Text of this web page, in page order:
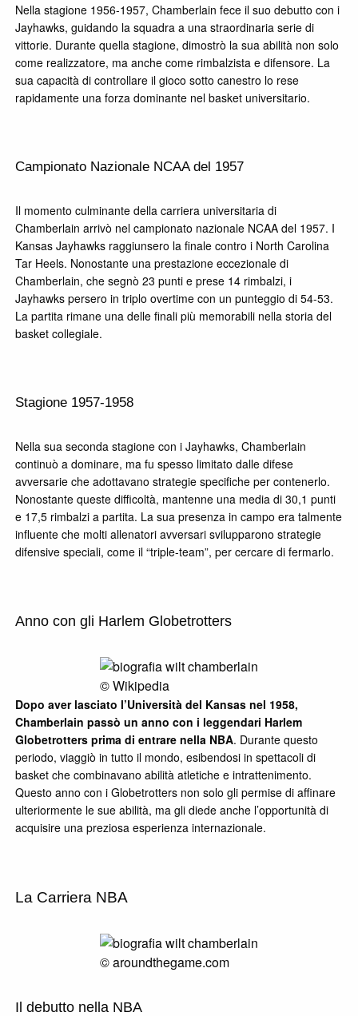
Nella stagione 1956-1957, Chamberlain fece il suo debutto con i
Jayhawks, guidando la squadra a una straordinaria serie di
vittorie. Durante quella stagione, dimostrò la sua abilità non solo
come realizzatore, ma anche come rimbalzista e difensore. La
sua capacità di controllare il gioco sotto canestro lo rese
rapidamente una forza dominante nel basket universitario.
Campionato Nazionale NCAA del 1957
Il momento culminante della carriera universitaria di
Chamberlain arrivò nel campionato nazionale NCAA del 1957. I
Kansas Jayhawks raggiunsero la finale contro i North Carolina
Tar Heels. Nonostante una prestazione eccezionale di
Chamberlain, che segnò 23 punti e prese 14 rimbalzi, i
Jayhawks persero in triplo overtime con un punteggio di 54-53.
La partita rimane una delle finali più memorabili nella storia del
basket collegiale.
Stagione 1957-1958
Nella sua seconda stagione con i Jayhawks, Chamberlain
continuò a dominare, ma fu spesso limitato dalle difese
avversarie che adottavano strategie specifiche per contenerlo.
Nonostante queste difficoltà, mantenne una media di 30,1 punti
e 17,5 rimbalzi a partita. La sua presenza in campo era talmente
influente che molti allenatori avversari svilupparono strategie
difensive speciali, come il “triple-team”, per cercare di fermarlo.
Anno con gli Harlem Globetrotters
© Wikipedia
Dopo aver lasciato l’Università del Kansas nel 1958,
Chamberlain passò un anno con i leggendari Harlem
Globetrotters prima di entrare nella NBA. Durante questo
periodo, viaggiò in tutto il mondo, esibendosi in spettacoli di
basket che combinavano abilità atletiche e intrattenimento.
Questo anno con i Globetrotters non solo gli permise di affinare
ulteriormente le sue abilità, ma gli diede anche l’opportunità di
acquisire una preziosa esperienza internazionale.
La Carriera NBA
© aroundthegame.com
Il debutto nella NBA